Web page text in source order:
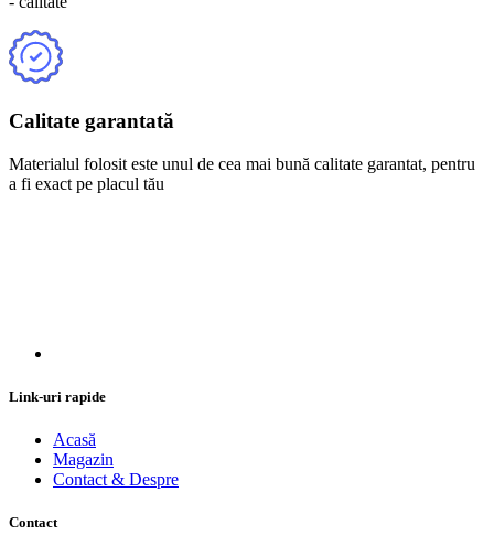
Calitate garantată
Materialul folosit este unul de cea mai bună calitate garantat, pentru
a fi exact pe placul tău
Link-uri rapide
Acasă
Magazin
Contact & Despre
Contact